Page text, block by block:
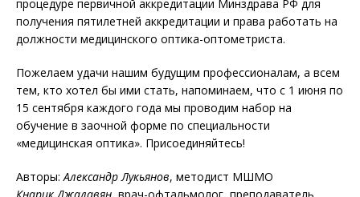
процедуре первичной аккредитации Минздрава РФ для
получения пятилетней аккредитации и права работать на
должности медицинского оптика-оптометриста.
Пожелаем удачи нашим будущим профессионалам, а всем
тем, кто хотел бы ими стать, напоминаем, что с 1 июня по
15 сентября каждого года мы проводим набор на
обучение в заочной форме по специальности
«медицинская оптика». Присоединяйтесь!
Авторы:Александр Лукьянов, методист МШМО